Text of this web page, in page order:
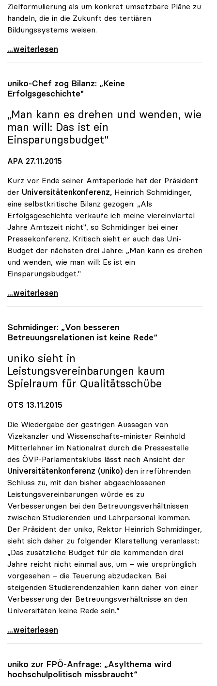
Zielformulierung als um konkret umsetzbare Pläne zu
handeln, die in die Zukunft des tertiären
Bildungssystems weisen.
uniko: Universitätsentwicklungsplan zeigt nur
...weiterlesen
uniko-Chef zog Bilanz: „Keine
Erfolgsgeschichte"
„Man kann es drehen und wenden, wie
man will: Das ist ein
Einsparungsbudget"
APA 27.11.2015
Kurz vor Ende seiner Amtsperiode hat der Präsident
der Universitätenkonferenz, Heinrich Schmidinger,
eine selbstkritische Bilanz gezogen: „Als
Erfolgsgeschichte verkaufe ich meine viereinviertel
Jahre Amtszeit nicht", so Schmidinger bei einer
Pressekonferenz. Kritisch sieht er auch das Uni-
Budget der nächsten drei Jahre: „Man kann es drehen
und wenden, wie man will: Es ist ein
Einsparungsbudget."
uniko-Chef zog Bilanz: „Keine Erfolgsgeschichte\"
...weiterlesen
Schmidinger: „Von besseren
Betreuungsrelationen ist keine Rede“
uniko sieht in
Leistungsvereinbarungen kaum
Spielraum für Qualitätsschübe
OTS 13.11.2015
Die Wiedergabe der gestrigen Aussagen von
Vizekanzler und Wissenschafts-minister Reinhold
Mitterlehner im Nationalrat durch die Pressestelle
des ÖVP-Parlamentsklubs lässt nach Ansicht der
Universitätenkonferenz (uniko) den irreführenden
Schluss zu, mit den bisher abgeschlossenen
Leistungsvereinbarungen würde es zu
Verbesserungen bei den Betreuungsverhältnissen
zwischen Studierenden und Lehrpersonal kommen.
Der Präsident der uniko, Rektor Heinrich Schmidinger,
sieht sich daher zu folgender Klarstellung veranlasst:
„Das zusätzliche Budget für die kommenden drei
Jahre reicht nicht einmal aus, um – wie ursprünglich
vorgesehen – die Teuerung abzudecken. Bei
steigenden Studierendenzahlen kann daher von einer
Verbesserung der Betreuungsverhältnisse an den
Universitäten keine Rede sein.“
Schmidinger: „Von besseren Betreuungsrelationen
...weiterlesen
uniko zur FPÖ-Anfrage: „Asylthema wird
hochschulpolitisch missbraucht“